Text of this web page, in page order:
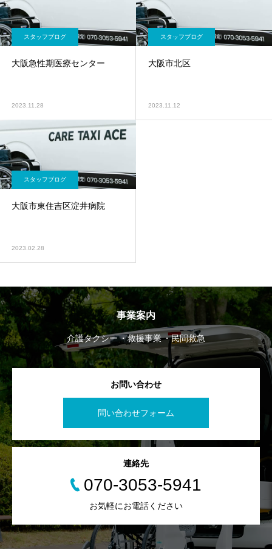
スタッフブログ
大阪急性期医療センター
2023.11.28
スタッフブログ
大阪市北区
2023.11.12
スタッフブログ
大阪市東住吉区淀井病院
2023.02.28
事業案内
介護タクシー 救援事業 民間救急
お問い合わせ
問い合わせフォーム
連絡先
070-3053-5941
お気軽にお電話ください